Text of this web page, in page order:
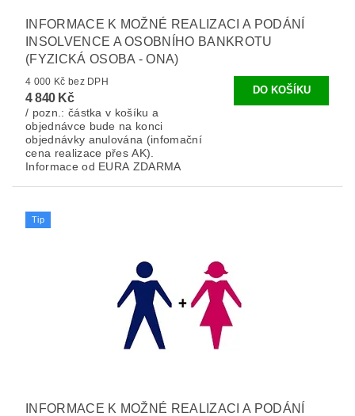
INFORMACE K MOŽNÉ REALIZACI A PODÁNÍ
INSOLVENCE A OSOBNÍHO BANKROTU
(FYZICKÁ OSOBA - ONA)
4 000 Kč bez DPH
4 840 Kč
/ pozn.: částka v košíku a
objednávce bude na konci
objednávky anulována (infomační
cena realizace přes AK).
Informace od EURA ZDARMA
Tip
INFORMACE K MOŽNÉ REALIZACI A PODÁNÍ